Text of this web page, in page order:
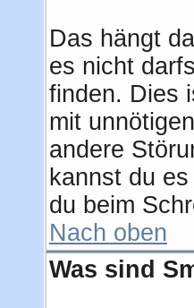
Das hängt
es nicht
finden. Dies
mit
andere
kannst du
du beim
Nach oben
Was sind